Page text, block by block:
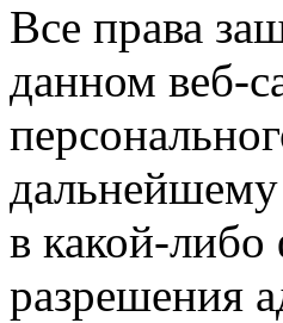
Все права
данном веб-
в какой-
разрешения